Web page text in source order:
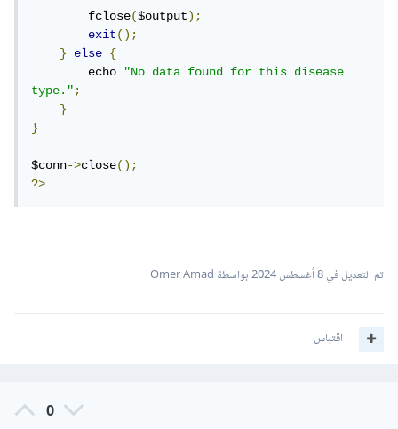
        fclose
($output);
exit();
}
else
{
        echo
"No data found for this disease
type.";
}
}
$conn->close();
?>
تم التعديل في8 أغسطس 2024 بواسطة Omer Amad
اقتباس
0